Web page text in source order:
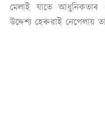
মেলাই যাতে
উদ্দেশ্য হেৰুৱাই নেপেলায়